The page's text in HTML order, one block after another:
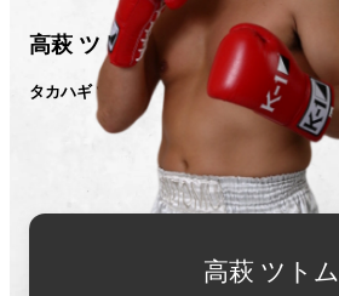
高萩 ツトム
タカハギ ツトム
高萩 ツトム